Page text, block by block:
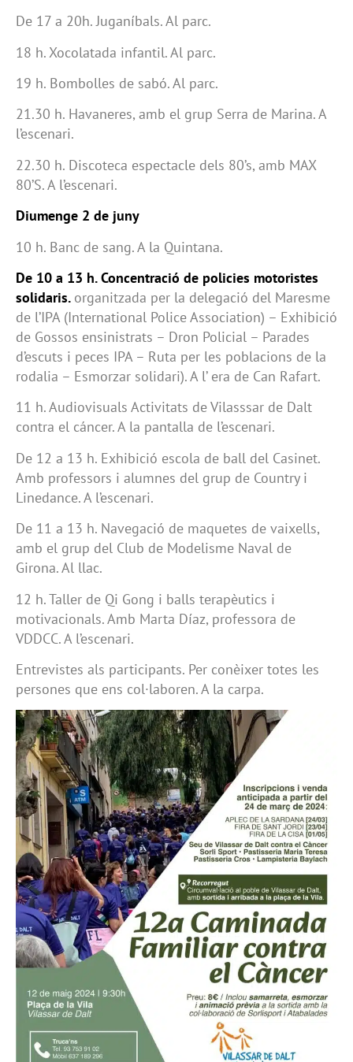
De 17 a 20h. Juganíbals. Al parc.
18 h. Xocolatada infantil. Al parc.
19 h. Bombolles de sabó. Al parc.
21.30 h. Havaneres, amb el grup Serra de Marina. A
l’escenari.
22.30 h. Discoteca espectacle dels 80’s, amb MAX
80’S. A l’escenari.
Diumenge 2 de juny
10 h. Banc de sang. A la Quintana.
De 10 a 13 h. Concentració de policies motoristes
solidaris. organitzada per la delegació del Maresme
de l’IPA (International Police Association) – Exhibició
de Gossos ensinistrats – Dron Policial – Parades
d’escuts i peces IPA – Ruta per les poblacions de la
rodalia – Esmorzar solidari). A l’ era de Can Rafart.
11 h. Audiovisuals Activitats de Vilasssar de Dalt
contra el cáncer. A la pantalla de l’escenari.
De 12 a 13 h. Exhibició escola de ball del Casinet.
Amb professors i alumnes del grup de Country i
Linedance. A l’escenari.
De 11 a 13 h. Navegació de maquetes de vaixells,
amb el grup del Club de Modelisme Naval de
Girona. Al llac.
12 h. Taller de Qi Gong i balls terapèutics i
motivacionals. Amb Marta Díaz, professora de
VDDCC. A l’escenari.
Entrevistes als participants. Per conèixer totes les
persones que ens col·laboren. A la carpa.